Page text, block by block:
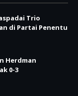
Trio
di Partai Penentu
Herdman
0-3